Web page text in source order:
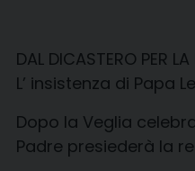
DAL DICASTERO PER
L’ insistenza di
Dopo la Veglia
Padre presiederà la